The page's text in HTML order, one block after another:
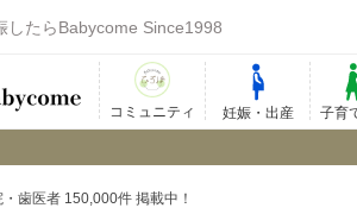
したらBabycome Since1998
コミュニティ 妊娠・出産 子育
・歯医者 150,000件 掲載中！